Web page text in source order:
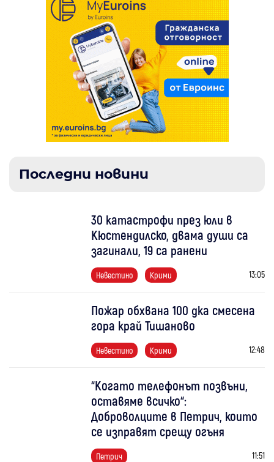
Последни новини
30 катастрофи през юли в
Кюстендилско, двама души са
загинали, 19 са ранени
Невестино Крими 13:05
Пожар обхвана 100 дка смесена
гора край Тишаново
Невестино Крими 12:48
“Когато телефонът позвъни,
оставяме всичко“:
Доброволците в Петрич, които
се изправят срещу огъня
Петрич 11:51